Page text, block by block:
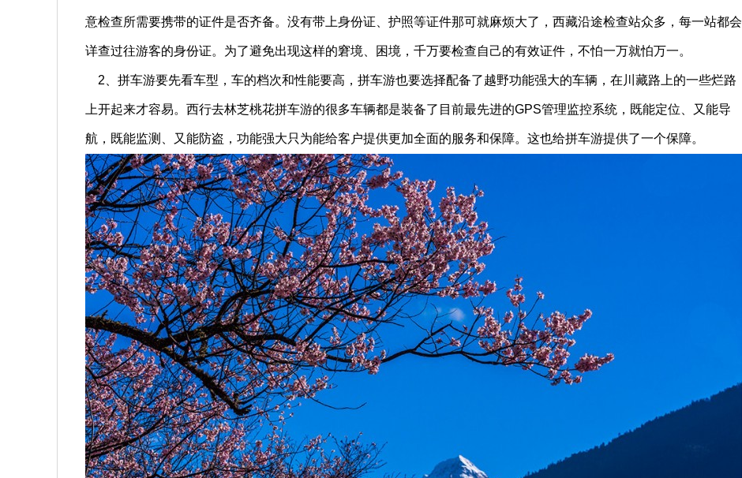
意检查所需要携带的证件是否齐备。没有带上身份证、护照等证件那可就麻烦大了，西藏沿途检查站众多，每一站都会
详查过往游客的身份证。为了避免出现这样的窘境、困境，千万要检查自己的有效证件，不怕一万就怕万一。
2、拼车游要先看车型，车的档次和性能要高，拼车游也要选择配备了越野功能强大的车辆，在川藏路上的一些烂路
上开起来才容易。西行去林芝桃花拼车游的很多车辆都是装备了目前最先进的GPS管理监控系统，既能定位、又能导
航，既能监测、又能防盗，功能强大只为能给客户提供更加全面的服务和保障。这也给拼车游提供了一个保障。